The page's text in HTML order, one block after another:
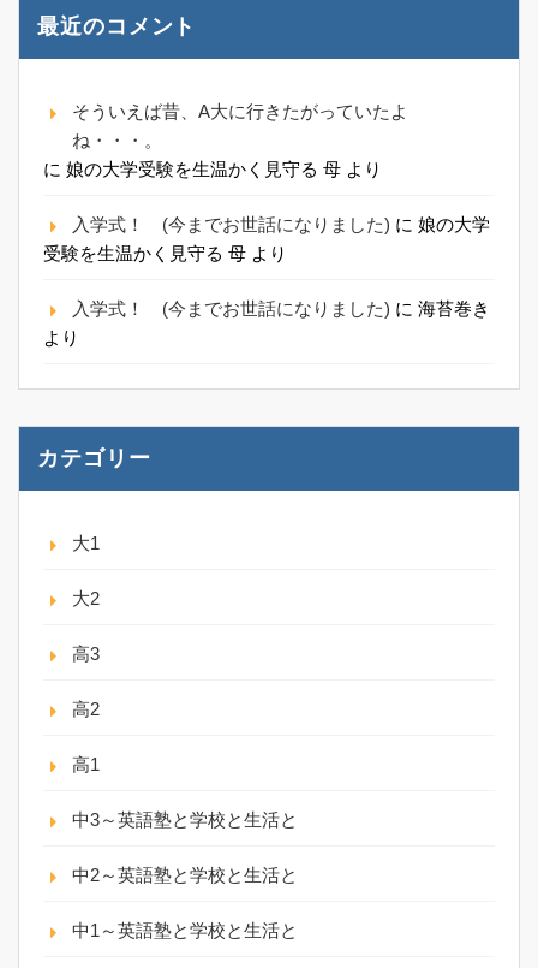
最近のコメント
そういえば昔、A大に行きたがっていたよ
ね・・・。
に 娘の大学受験を生温かく見守る 母 より
入学式！ (今までお世話になりました) に 娘の大学
受験を生温かく見守る 母 より
入学式！ (今までお世話になりました) に 海苔巻き
より
カテゴリー
大1
大2
高3
高2
高1
中3～英語塾と学校と生活と
中2～英語塾と学校と生活と
中1～英語塾と学校と生活と